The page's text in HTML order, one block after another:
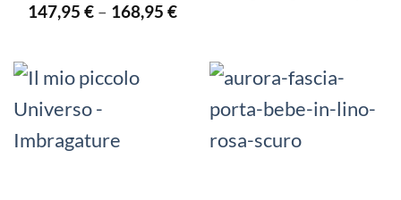
147,95 € – 168,95 €